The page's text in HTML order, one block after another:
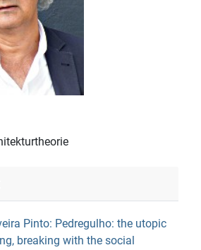
Pinto: Pedregulho: the utopic
breaking with the social